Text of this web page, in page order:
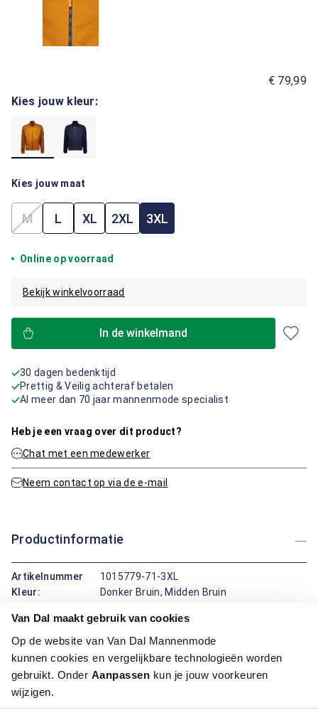
Van Dal maakt gebruik van cookies
Op de website van Van Dal Mannenmode
kunnen cookies en vergelijkbare technologieën worden
gebruikt. Onder Aanpassen kun je jouw voorkeuren
wijzigen.
€ 79,99
Kies jouw kleur:
Kies jouw maat
M(Deze optie is momenteel niet beschikbaar.)
L XL 2XL 3XL
Online op voorraad
Bekijk winkelvoorraad
In de winkelmand
30 dagen bedenktijd
Prettig & Veilig achteraf betalen
Al meer dan 70 jaar mannenmode specialist
Heb je een vraag over dit product?
Chat met een medewerker
Neem contact op via de e-mail
Productinformatie
Artikelnummer
1015779-71-3XL
Kleur:
Donker Bruin, Midden Bruin
Pasvorm:
Regular Fit
Dit blauwe en bruine vest van Bartlett Active combineert
comfort met een sportieve uitstraling. Dankzij de regular fit
pasvorm zit het vest prettig zonder in te leveren op
bewegingsvrijheid. Het effen ontwerp wordt stijlvol aangevuld